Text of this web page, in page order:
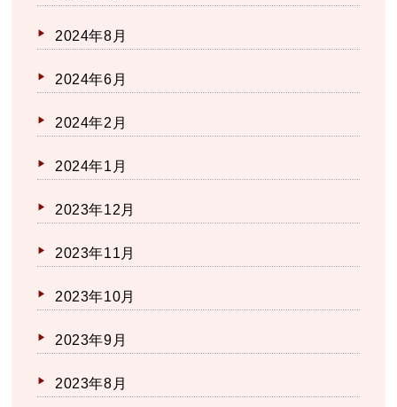
2024年8月
2024年6月
2024年2月
2024年1月
2023年12月
2023年11月
2023年10月
2023年9月
2023年8月